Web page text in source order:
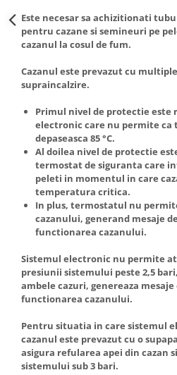
Seturi de Dus
Baterii sanitare
pentru dus
Vase wc, capace si rezervoare
Racorduri flexibile de apa
Racorduri flexibile apa
Racord flexibil monocomanda din
Racord flexibil din inox
Racord flexibil monocomanda cu
invelis din cauciuc
Racord flexibil cu invelis din
cauciuc
Accesorii baie
Perdele Dus
Ventilator de tubulatura
Amenajare bucatarie
Este necesar sa achizitionati
pentru cazane si semineuri pe
cazanul la cosul de fum.
Cazanul este prevazut cu
supraincalzire.
Primul nivel de protectie este
electronic care nu permite ca
depaseasca 85 °C.
Al doilea nivel de protectie
termostat de siguranta care
peleti in momentul in care
temperatura critica.
In plus, termostatul nu
cazanului, generand mesaje
functionarea cazanului.
Sistemul electronic nu permite
presiunii sistemului peste 2,5
ambele cazuri, genereaza
functionarea cazanului.
Pentru situatia in care sistemul
cazanul este prevazut cu o
asigura refularea apei din cazan
sistemului sub 3 bari.